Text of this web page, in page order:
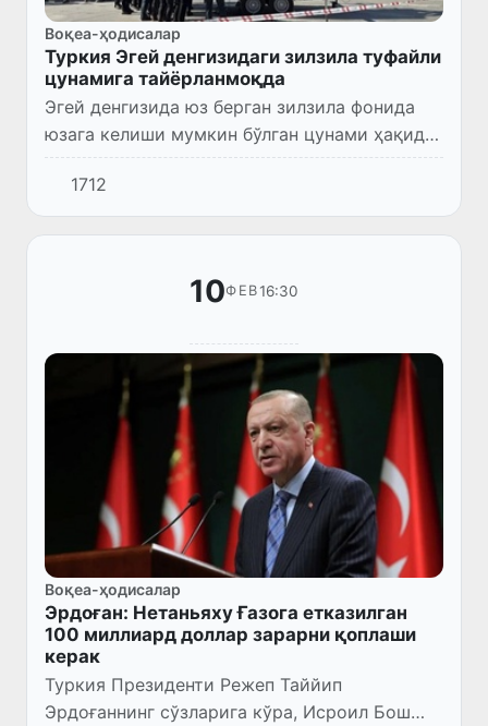
Воқеа-ҳодисалар
Туркия Эгей денгизидаги зилзила туфайли
цунамига тайёрланмоқда
Эгей денгизида юз берган зилзила фонида
юзага келиши мумкин бўлган цунами ҳақида
огоҳлантириш учун Туркиянинг Бодрум
вилоятида сирена тизими ўрнатилди.
1712
10ФЕВ16:30
Воқеа-ҳодисалар
Эрдоған: Нетаньяху Ғазога етказилган
100 миллиард доллар зарарни қоплаши
керак
Туркия Президенти Режеп Таййип
Эрдоғаннинг сўзларига кўра, Исроил Бош